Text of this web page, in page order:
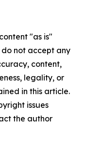
"as is"
not accept any
content,
legality, or
in this article.
issues
the author